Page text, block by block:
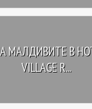
МАЛДИВИТЕ В
VILLAGE R...